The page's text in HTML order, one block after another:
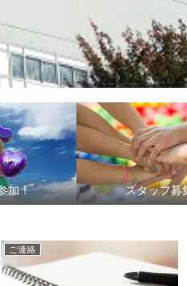
加！ スタッフ募
ご連絡